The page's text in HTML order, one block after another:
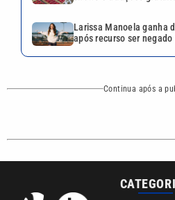
VTV é afiliada do
SBT na Região
Mundo
Anuncie agora